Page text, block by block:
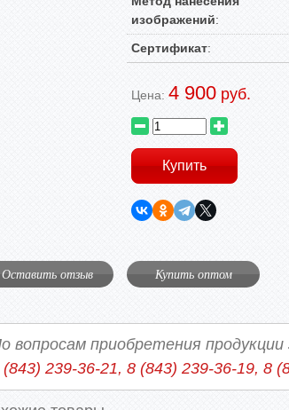
изображений:
Сертификат:
Цена: 4 900 руб.
Оставить отзыв Купить оптом
вопросам приобретения
(843) 239-36-21, 8 (843) 239-36-19, 8